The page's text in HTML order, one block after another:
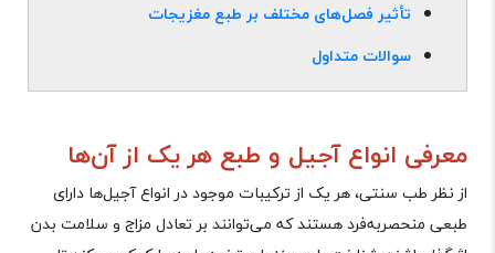
تأثیر فصل‌های مختلف بر طبع مغزیجات
سوالات متداول
معرفی انواع آجیل و طبع هر یک از آ‌ن‌ها
از نظر طب سنتی، هر یک از ترکیبات موجود در انواع آجیل‌ها دارای
طبعی منحصربه‌فرد هستند که می‌توانند بر تعادل مزاج و سلامت بدن